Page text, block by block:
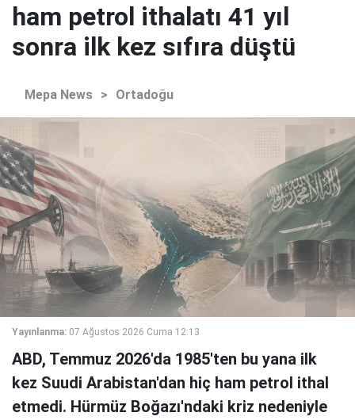
ham petrol ithalatı 41 yıl
sonra ilk kez sıfıra düştü
Mepa News > Ortadoğu
Yayınlanma: 07 Ağustos 2026 Cuma 12:13
ABD, Temmuz 2026'da 1985'ten bu yana ilk
kez Suudi Arabistan'dan hiç ham petrol ithal
etmedi. Hürmüz Boğazı'ndaki kriz nedeniyle